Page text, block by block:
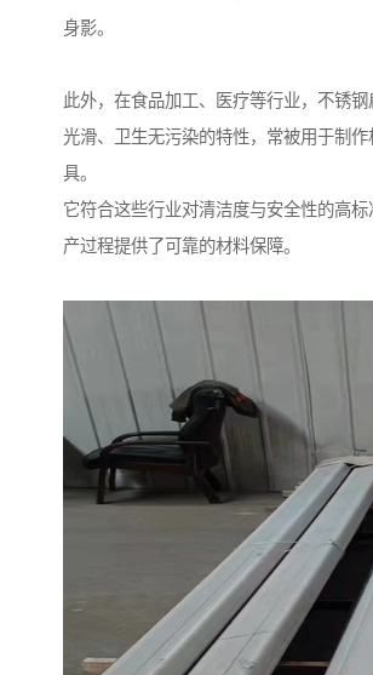
身影。
此外，在食品加工、医疗等行业，不锈钢
光滑、卫生无污染的特性，常被用于制
具。
它符合这些行业对清洁度与安全性的高标
产过程提供了可靠的材料保障。